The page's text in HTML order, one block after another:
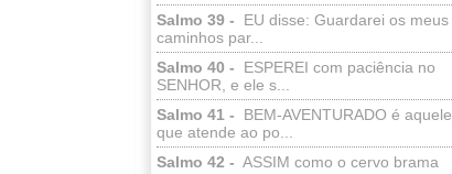
Salmo 39 -
EU disse: Guardarei os meus
caminhos par...
Salmo 40 -
ESPEREI com paciência no
SENHOR, e ele s...
Salmo 41 -
BEM-AVENTURADO é aquele
que atende ao po...
Salmo 42 - ASSIM como o cervo brama